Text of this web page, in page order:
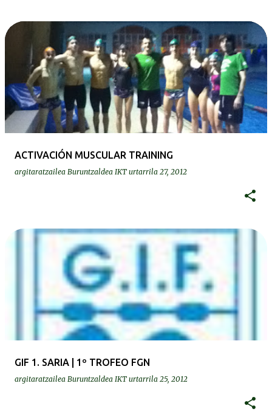
ACTIVACIÓN MUSCULAR TRAINING
argitaratzailea Buruntzaldea IKT urtarrila 27, 2012
GIF 1. SARIA | 1º TROFEO FGN
argitaratzailea Buruntzaldea IKT urtarrila 25, 2012